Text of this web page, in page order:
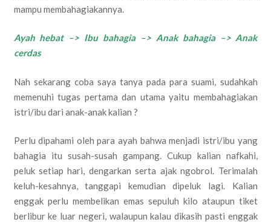
mampu membahagiakannya.
Ayah hebat –> Ibu bahagia –> Anak bahagia –> Anak
cerdas
Nah sekarang coba saya tanya pada para suami, sudahkah
memenuhi tugas pertama dan utama yaitu membahagiakan
istri/ibu dari anak-anak kalian ?
Perlu dipahami oleh para ayah bahwa menjadi istri/ibu yang
bahagia itu susah-susah gampang. Cukup kalian nafkahi,
peluk setiap hari, dengarkan serta ajak ngobrol. Terimalah
keluh-kesahnya, tanggapi kemudian dipeluk lagi. Kalian
enggak perlu membelikan emas sepuluh kilo ataupun tiket
berlibur ke luar negeri, walaupun kalau dikasih pasti enggak